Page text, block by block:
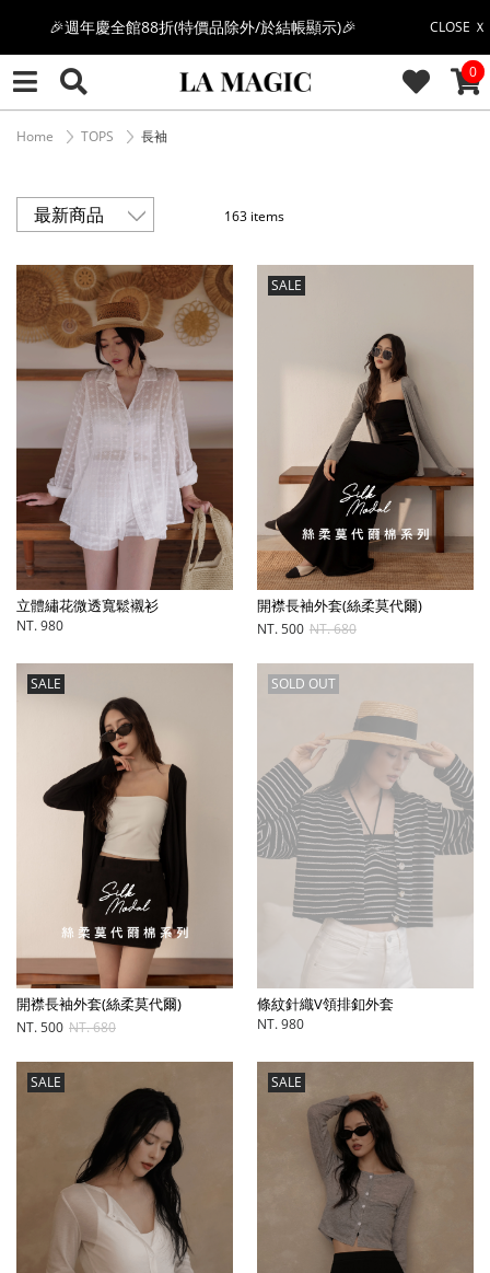
CLOSE Ｘ
感恩回饋價🎁零修圖系列$399起>
全館滿$3000即贈「夏日條紋草編包」👜
絲柔莫代爾系列🤍任選兩件$1000
🔥點擊立即➕官方LINE領取$100🔥
🎉週年慶全館88折(特價品除外/於結帳顯示)🎉
0
Home TOPS 長袖
163 items
立體繡花微透寬鬆襯衫
NT. 980
SALE
開襟長袖外套(絲柔莫代爾)
NT. 500 NT. 680
SALE
開襟長袖外套(絲柔莫代爾)
NT. 500 NT. 680
SOLD OUT
條紋針織V領排釦外套
NT. 980
SALE SALE